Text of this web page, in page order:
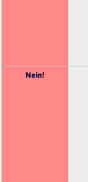
Nein!